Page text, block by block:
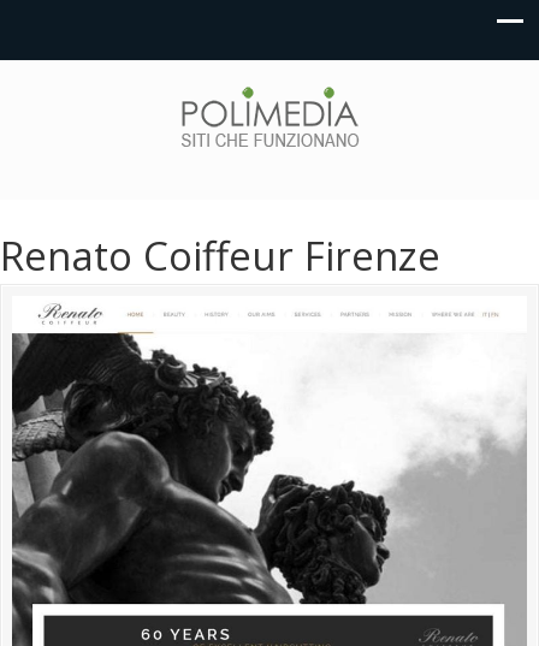
Renato Coiffeur Firenze